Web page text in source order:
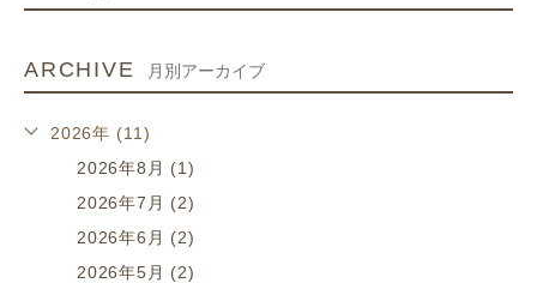
ARCHIVE 月別アーカイブ
2026年 (11)
2026年8月 (1)
2026年7月 (2)
2026年6月 (2)
2026年5月 (2)